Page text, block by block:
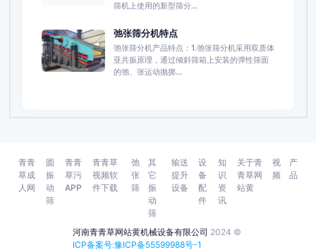
筛机上使用的新型筛分...
弛张筛分机特点
弛张筛分机产品特点：1.弛张筛分机采用双质体
亚共振原理，通过倾斜筛箱上安装的弹性筛面
的弛、张运动抛掷...
河南青青草网站黄机械设备有限公司 2024 ©
ICP备案号:豫ICP备55599988号-1
青青
草成
人网
圆
振
动
筛
青青
草污
APP
青青草
视频软
件下载
弛
张
筛
其
它
振
动
筛
输送
提升
设备
设
备
配
件
知
识
资
讯
关于青
青草网
站黄
视
频
产
品